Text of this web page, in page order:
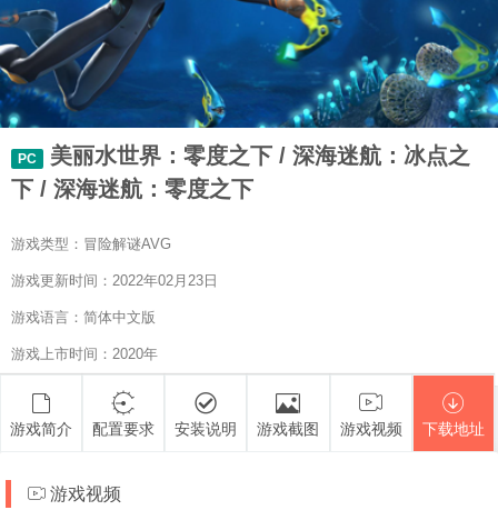
PC
美丽水世界：零度之下 / 深海迷航：冰点之
下 / 深海迷航：零度之下
游戏类型：冒险解谜AVG
游戏更新时间：2022年02月23日
游戏语言：简体中文版
游戏上市时间：2020年
游戏简介 配置要求 安装说明 游戏截图 游戏视频 下载地址
游戏视频